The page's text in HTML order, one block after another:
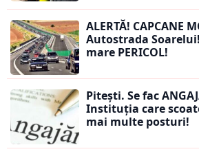
ALERTĂ! CAPCANE
Autostrada
mare PERICOL!
Pitești. Se fac
Instituția care
mai multe posturi!